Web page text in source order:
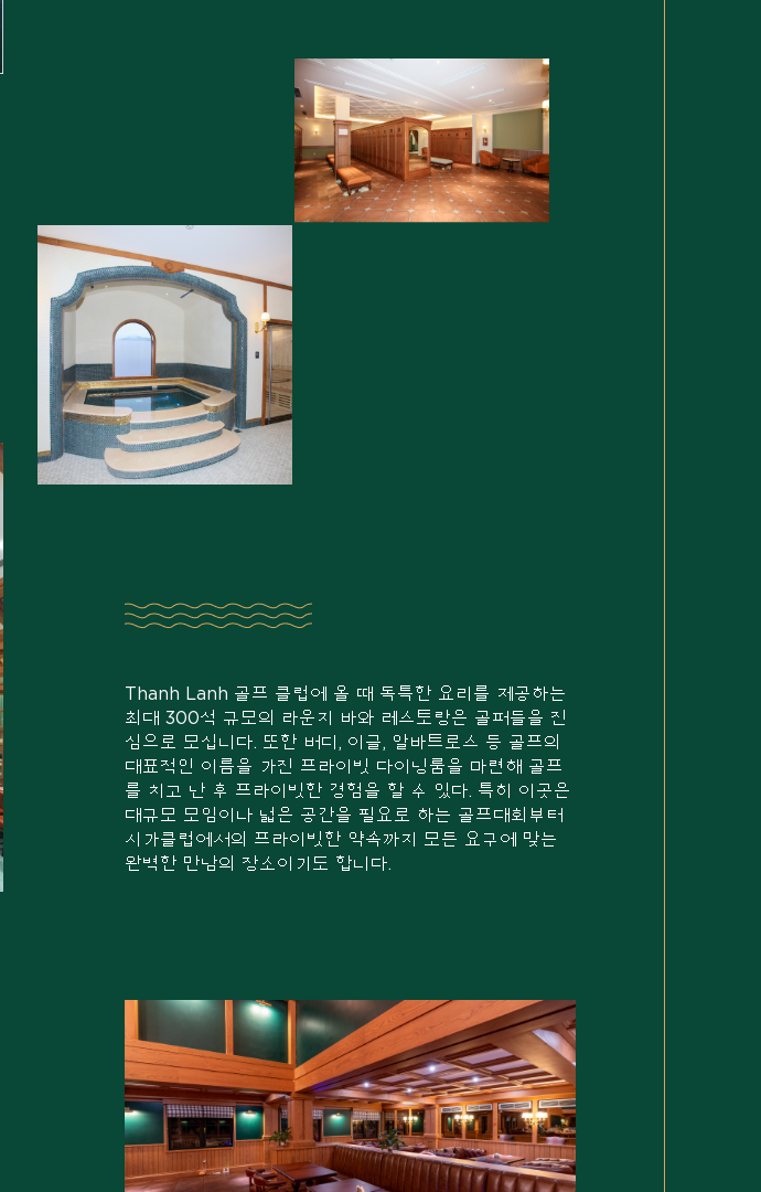
Thanh Lanh 골프 클럽에 올 때 독특한 요리를 제공하는
최대 300석 규모의 라운지 바와 레스토랑은 골퍼들을 진
심으로 모십니다. 또한 버디, 이글, 알바트로스 등 골프의
대표적인 이름을 가진 프라이빗 다이닝룸을 마련해 골프
를 치고 난 후 프라이빗한 경험을 할 수 있다. 특히 이곳은
대규모 모임이나 넓은 공간을 필요로 하는 골프대회부터
시가클럽에서의 프라이빗한 약속까지 모든 요구에 맞는
완벽한 만남의 장소이기도 합니다.